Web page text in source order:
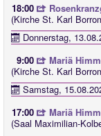
18:00
(Kirche St. Karl
Donnerstag,
9:00
Mariä
(Kirche St. Karl
Samstag,
17:00
Mariä
(Saal Maximilian-